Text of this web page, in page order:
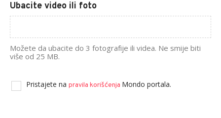
Ubacite video ili foto
Možete da ubacite do 3 fotografije ili videa. Ne smije biti
više od 25 MB.
Pristajete na pravila korišćenja Mondo portala.